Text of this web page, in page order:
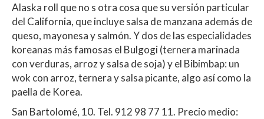
Alaska roll que no s otra cosa que su versión particular
del California, que incluye salsa de manzana además de
queso, mayonesa y salmón. Y dos de las especialidades
koreanas más famosas el Bulgogi (ternera marinada
con verduras, arroz y salsa de soja) y el Bibimbap: un
wok con arroz, ternera y salsa picante, algo así como la
paella de Korea.
San Bartolomé, 10. Tel. 912 98 77 11. Precio medio: